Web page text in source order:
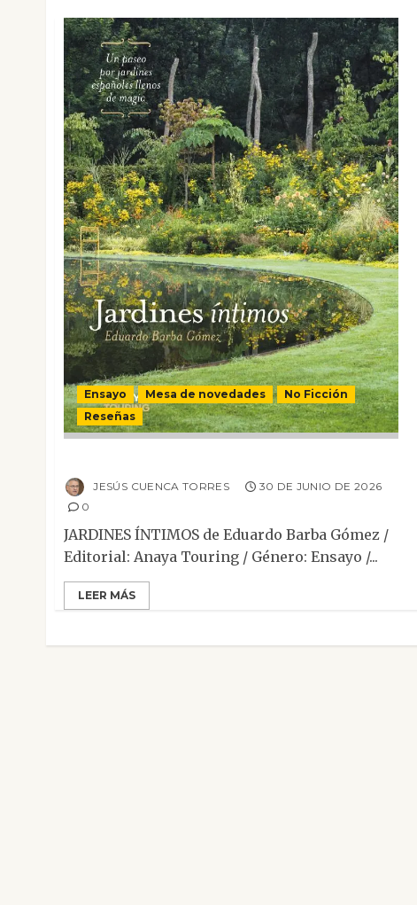
Ensayo Mesa de novedades
No Ficción
Reseñas
JESÚS CUENCA TORRES
30 DE JUNIO DE 2026
0
JARDINES ÍNTIMOS de Eduardo Barba Gómez /
Editorial: Anaya Touring / Género: Ensayo /...
LEER MÁS